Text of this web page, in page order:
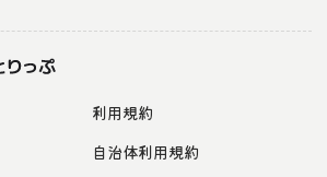
利用規約
自治体利用規約